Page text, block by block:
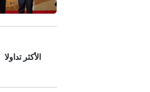
الأكثر تداولا